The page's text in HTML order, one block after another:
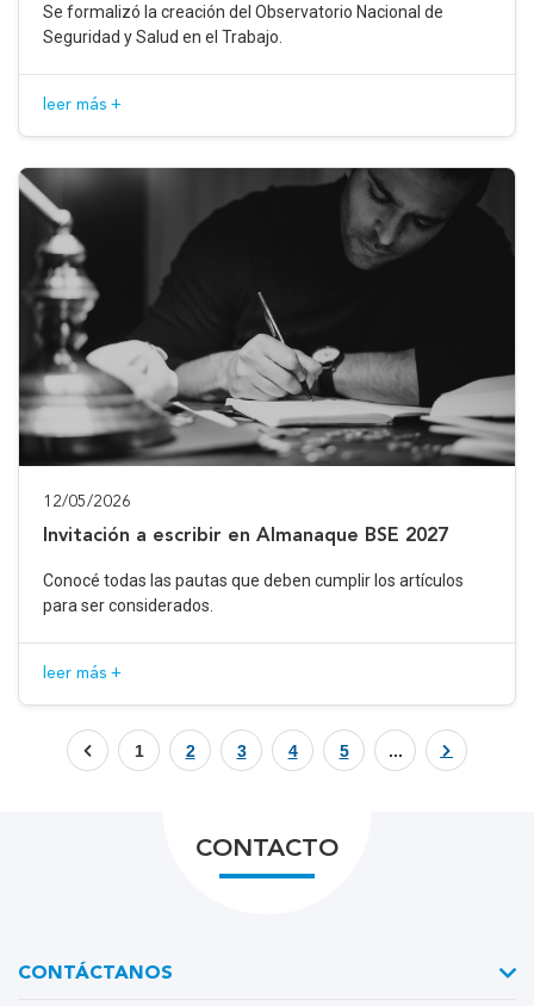
Se formalizó la creación del Observatorio Nacional de
Seguridad y Salud en el Trabajo.
leer más +
12/05/2026
Invitación a escribir en Almanaque BSE 2027
Conocé todas las pautas que deben cumplir los artículos
para ser considerados.
leer más +
1 2 3 4 5 ...
CONTACTO
CONTÁCTANOS